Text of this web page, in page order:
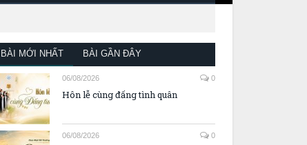
BÀI MỚI NHẤT BÀI GẦN ĐÂY
06/08/2026 0
Hôn lễ cùng đấng tình quân
06/08/2026 0